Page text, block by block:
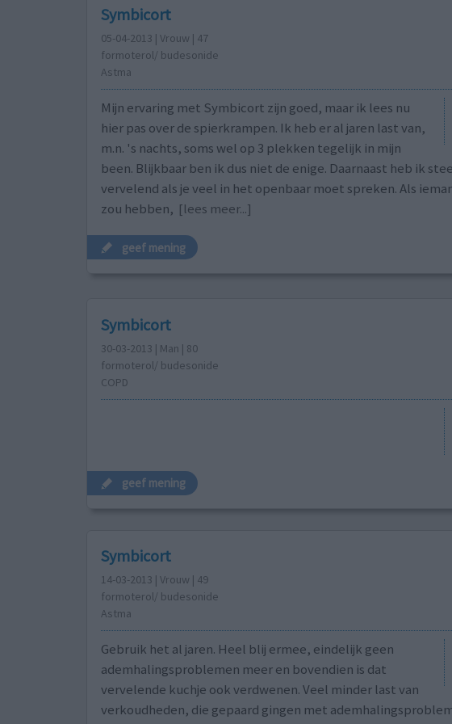
Symbicort
05-04-2013 | Vrouw | 47
formoterol/ budesonide
Astma
Mijn ervaring met Symbicort zijn goed, maar ik lees nu
hier pas over de spierkrampen. Ik heb er al jaren last van,
m.n. 's nachts, soms wel op 3 plekken tegelijk in mijn
been. Blijkbaar ben ik dus niet de enige. Daarnaast heb ik
vervelend als je veel in het openbaar moet spreken. Als
zou hebben, [lees meer...]
geef mening
Symbicort
30-03-2013 | Man | 80
formoterol/ budesonide
COPD
geef mening
Symbicort
14-03-2013 | Vrouw | 49
formoterol/ budesonide
Astma
Gebruik het al jaren. Heel blij ermee, eindelijk geen
ademhalingsproblemen meer en bovendien is dat
vervelende kuchje ook verdwenen. Veel minder last van
verkoudheden, die gepaard gingen met